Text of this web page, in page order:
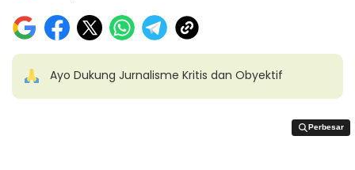
Ayo Dukung Jurnalisme Kritis dan Obyektif
Perbesar
Perbesar